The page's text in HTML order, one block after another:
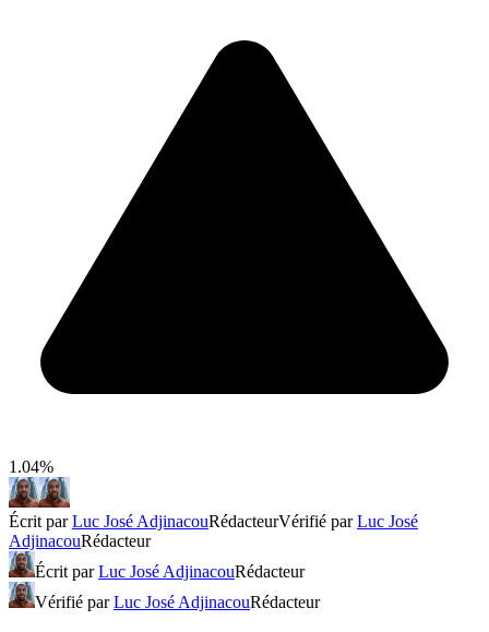
1.04%
Écrit parLuc José AdjinacouRédacteurVérifié parLuc José
AdjinacouRédacteur
Écrit parLuc José AdjinacouRédacteur
Vérifié parLuc José AdjinacouRédacteur